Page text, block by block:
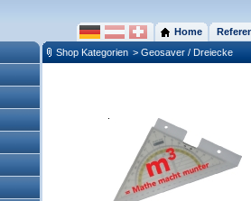
Home
Shop Kategorien > Geosaver / Dreiecke